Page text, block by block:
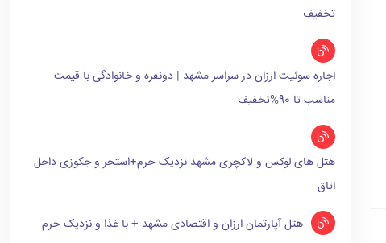
تخفیف
اجاره سوئیت ارزان در سراسر مشهد | دونفره و خانوادگی با قیمت
مناسب تا 90%تخفیف
هتل های لوکس و لاکچری مشهد نزدیک حرم+استخر و جکوزی داخل
اتاق
هتل آپارتمان ارزان و اقتصادی مشهد + با غذا و نزدیک حرم